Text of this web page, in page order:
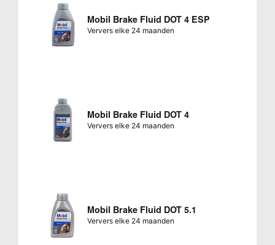
Mobil Brake Fluid DOT 4 ESP
Ververs elke 24 maanden
Mobil Brake Fluid DOT 4
Ververs elke 24 maanden
Mobil Brake Fluid DOT 5.1
Ververs elke 24 maanden